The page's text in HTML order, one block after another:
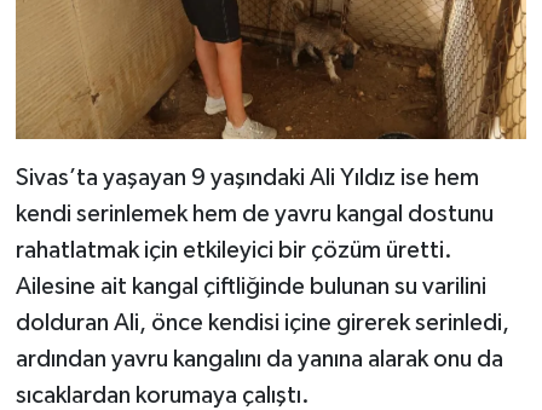
Sivas’ta yaşayan 9 yaşındaki Ali Yıldız ise hem
kendi serinlemek hem de yavru kangal dostunu
rahatlatmak için etkileyici bir çözüm üretti.
Ailesine ait kangal çiftliğinde bulunan su varilini
dolduran Ali, önce kendisi içine girerek serinledi,
ardından yavru kangalını da yanına alarak onu da
sıcaklardan korumaya çalıştı.